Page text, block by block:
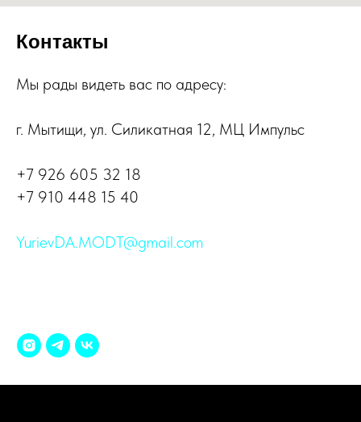
Контакты
Мы рады видеть вас по адресу:
г. Мытищи, ул. Силикатная 12, МЦ Импульс
+7 926 605 32 18
+7 910 448 15 40
YurievDA.MODT@gmail.com